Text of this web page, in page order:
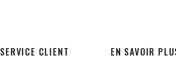
SERVICE CLIENT EN SAVOIR